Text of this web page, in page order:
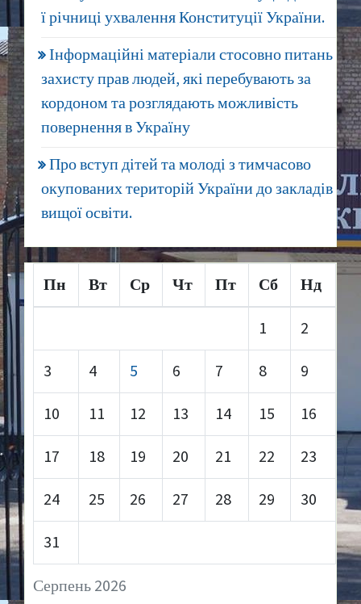
ї річниці ухвалення Конституції України.
Інформаційні матеріали стосовно питань
захисту прав людей, які перебувають за
кордоном та розглядають можливість
повернення в Україну
Про вступ дітей та молоді з тимчасово
окупованих територій України до закладів
вищої освіти.
Серпень 2026
Пн Вт Ср Чт Пт Сб Нд
1 2
3 4 5 6 7 8 9
10 11 12 13 14 15 16
17 18 19 20 21 22 23
24 25 26 27 28 29 30
31